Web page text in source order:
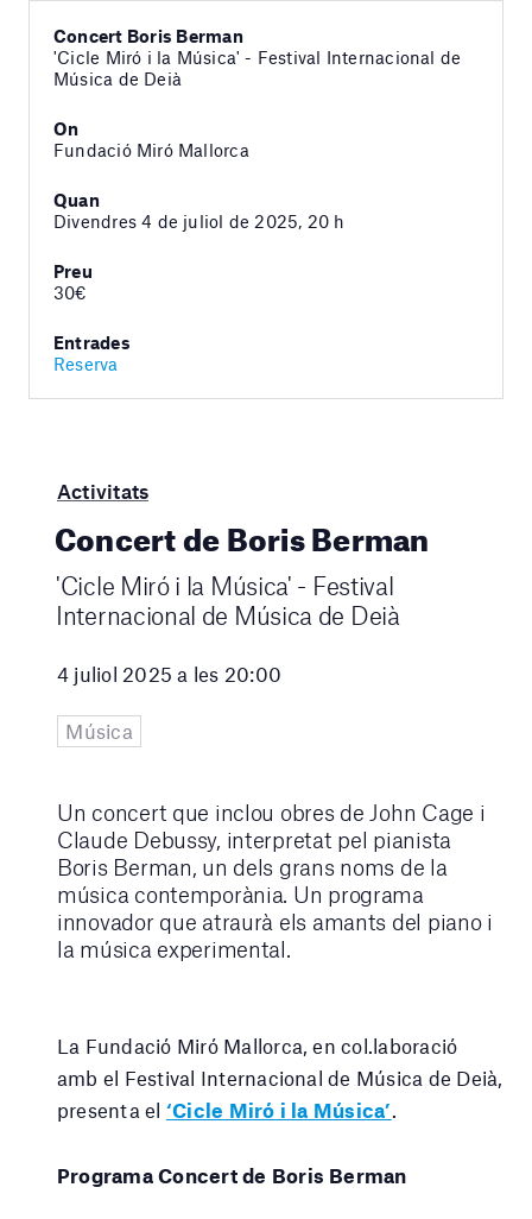
Concert Boris Berman
'Cicle Miró i la Música' - Festival Internacional de
Música de Deià
On
Fundació Miró Mallorca
Quan
Divendres 4 de juliol de 2025, 20 h
Preu
30€
Entrades
Reserva
Activitats
Concert de Boris Berman
'Cicle Miró i la Música' - Festival
Internacional de Música de Deià
4 juliol 2025 a les 20:00
Música
Un concert que inclou obres de John Cage i
Claude Debussy, interpretat pel pianista
Boris Berman, un dels grans noms de la
música contemporània. Un programa
innovador que atraurà els amants del piano i
la música experimental.
La Fundació Miró Mallorca, en col.laboració
amb el Festival Internacional de Música de Deià,
presenta el ‘Cicle Miró i la Música’.
Programa Concert de Boris Berman